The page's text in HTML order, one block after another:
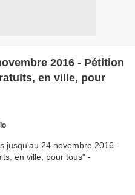
2016 - Pétition
en ville, pour